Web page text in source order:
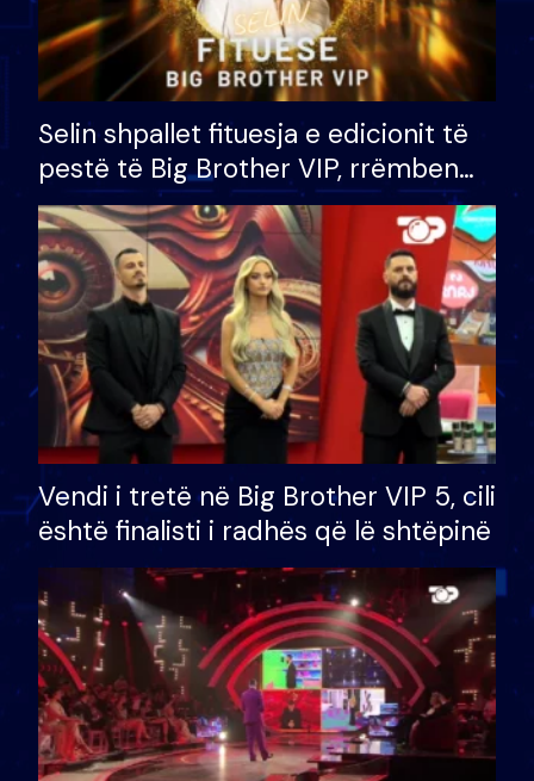
Selin shpallet fituesja e edicionit të
pestë të Big Brother VIP, rrëmben
çmimin e madh prej 100 mijë eurosh
Vendi i tretë në Big Brother VIP 5, cili
është finalisti i radhës që lë shtëpinë